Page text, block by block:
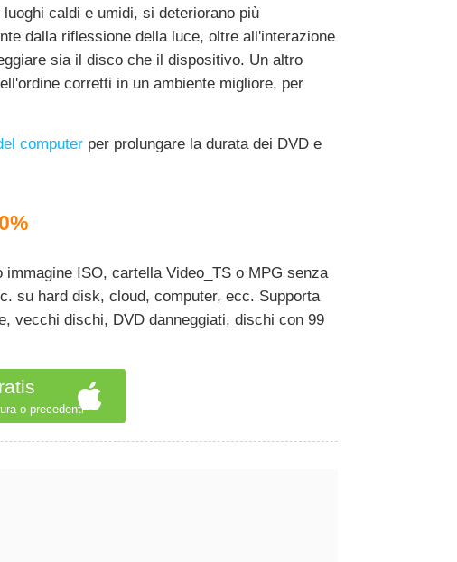
caldi e umidi, si deteriorano più
dalla riflessione della luce, oltre all'interazione
sia il disco che il dispositivo. Un altro
corretti in un ambiente migliore, per
computer per prolungare la durata dei DVD e
ISO, cartella Video_TS o MPG senza
su hard disk, cloud, computer, ecc. Supporta
vecchi dischi, DVD danneggiati, dischi con 99
o precedenti